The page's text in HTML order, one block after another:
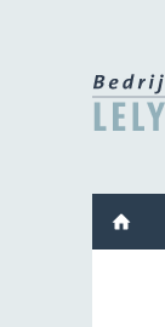
Twitter